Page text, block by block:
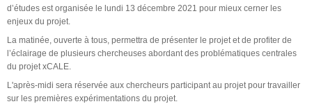
d’études est organisée le lundi 13 décembre 2021 pour mieux cerner les
enjeux du projet.
La matinée, ouverte à tous, permettra de présenter le projet et de profiter de
l’éclairage de plusieurs chercheuses abordant des problématiques centrales
du projet xCALE.
L'après-midi sera réservée aux chercheurs participant au projet pour travailler
sur les premières expérimentations du projet.